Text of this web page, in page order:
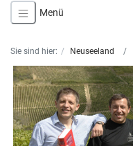
Menü
Sie sind hier: Neuseeland